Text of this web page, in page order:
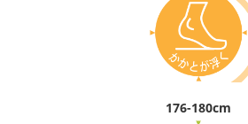
176-180cm